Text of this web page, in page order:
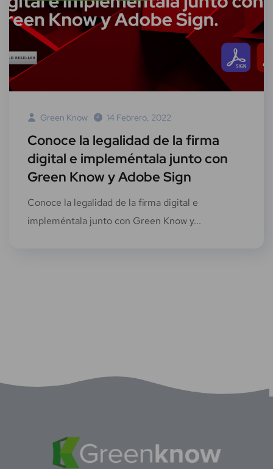
Green Know 14 Febrero, 2022
Conoce la legalidad de la firma
digital e impleméntala junto con
Green Know y Adobe Sign
Conoce la legalidad de la firma digital e
impleméntala junto con Green Know y...